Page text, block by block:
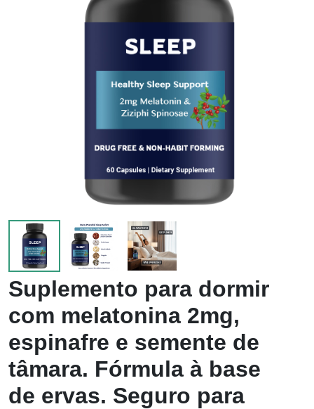
Suplemento para dormir
com melatonina 2mg,
espinafre e semente de
tâmara. Fórmula à base
de ervas. Seguro para